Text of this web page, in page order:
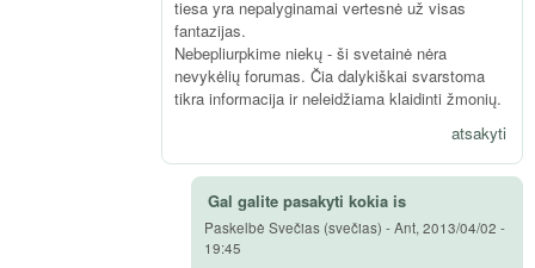
tiesa yra nepalyginamai vertesnė už visas
fantazijas.
Nebepliurpkime niekų - ši svetainė nėra
nevykėlių forumas. Čia dalykiškai svarstoma
tikra informacija ir neleidžiama klaidinti žmonių.
atsakyti
Gal galite pasakyti kokia is
Paskelbė Svečias (svečias) -Ant, 2013/04/02 -
19:45